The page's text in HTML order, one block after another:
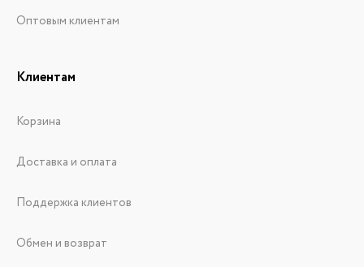
Оптовым клиентам
Клиентам
Корзина
Доставка и оплата
Поддержка клиентов
Обмен и возврат